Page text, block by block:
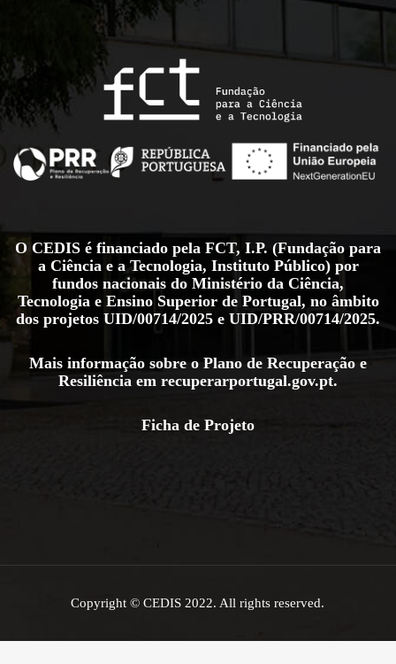
O CEDIS é financiado pela FCT, I.P. (Fundação para
a Ciência e a Tecnologia, Instituto Público) por
fundos nacionais do Ministério da Ciência,
Tecnologia e Ensino Superior de Portugal, no âmbito
dos projetos UID/00714/2025 e UID/PRR/00714/2025.
Mais informação sobre o Plano de Recuperação e
Resiliência em recuperarportugal.gov.pt.
Ficha de Projeto
Copyright © CEDIS 2022. All rights reserved.